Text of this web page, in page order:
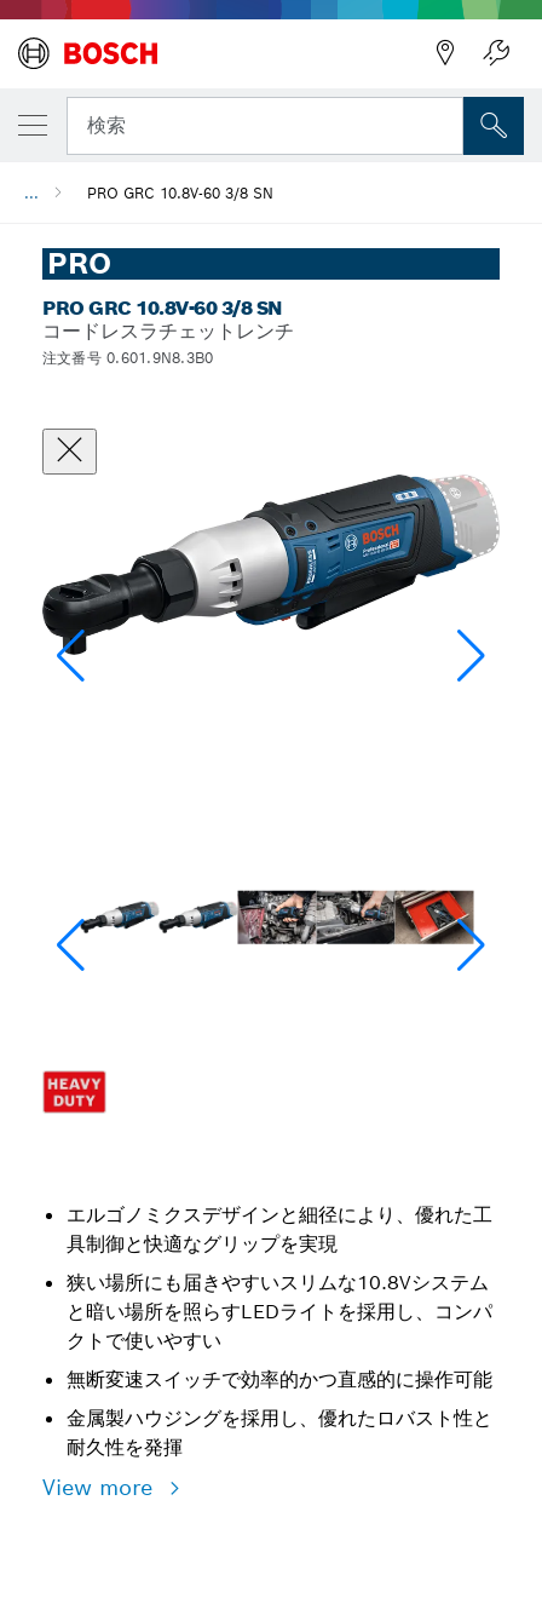
検索
... PRO GRC 10.8V-60 3/8 SN
PRO
PRO GRC 10.8V-60 3/8 SN
コードレスラチェットレンチ
注文番号 0.601.9N8.3B0
エルゴノミクスデザインと細径により、優れた工
具制御と快適なグリップを実現
狭い場所にも届きやすいスリムな10.8Vシステム
と暗い場所を照らすLEDライトを採用し、コンパ
クトで使いやすい
無断変速スイッチで効率的かつ直感的に操作可能
金属製ハウジングを採用し、優れたロバスト性と
耐久性を発揮
View more